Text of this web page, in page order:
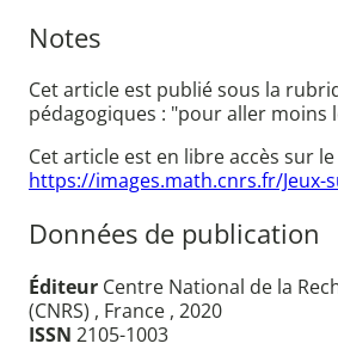
Notes
Cet article est publié sous la
pédagogiques : "pour aller moins
Cet article est en libre accès sur
https://images.math.cnrs.fr/Jeux-
Données de publication
Éditeur Centre National de la
(CNRS) , France , 2020
ISSN 2105-1003